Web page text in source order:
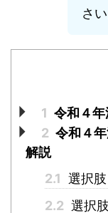
さい
1 令和４
2 令和４
解説
2.1 選択
2.2 選択